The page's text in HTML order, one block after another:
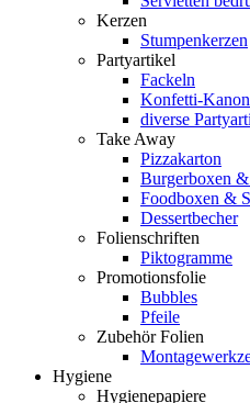
Kerzen
Stumpenkerzen
Partyartikel
Fackeln
Konfetti-
diverse
Take Away
Pizzakarton
Burgerboxen &
Foodboxen &
Dessertbecher
Folienschriften
Piktogramme
Promotionsfolie
Bubbles
Pfeile
Zubehör Folien
Hygiene
Hygienepapiere